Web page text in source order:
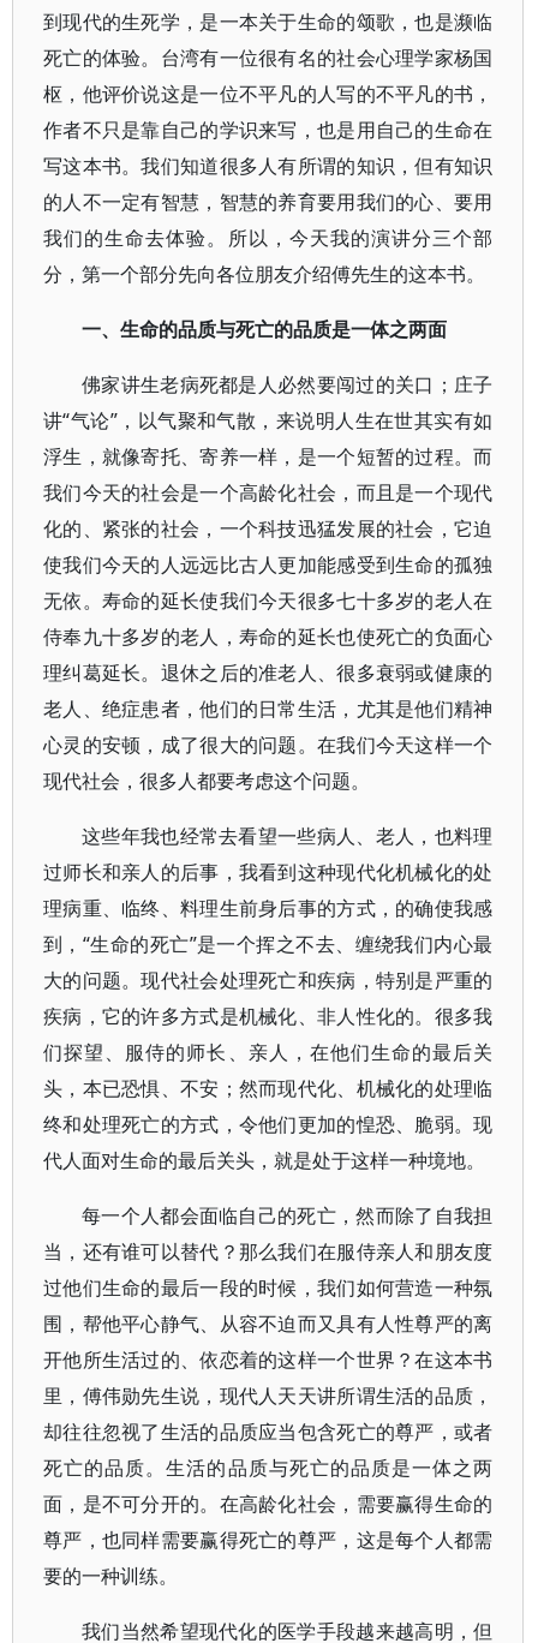
到现代的生死学，是一本关于生命的颂歌，也是濒临
死亡的体验。台湾有一位很有名的社会心理学家杨国
枢，他评价说这是一位不平凡的人写的不平凡的书，
作者不只是靠自己的学识来写，也是用自己的生命在
写这本书。我们知道很多人有所谓的知识，但有知识
的人不一定有智慧，智慧的养育要用我们的心、要用
我们的生命去体验。所以，今天我的演讲分三个部
分，第一个部分先向各位朋友介绍傅先生的这本书。
一、生命的品质与死亡的品质是一体之两面
佛家讲生老病死都是人必然要闯过的关口；庄子
讲“气论”，以气聚和气散，来说明人生在世其实有如
浮生，就像寄托、寄养一样，是一个短暂的过程。而
我们今天的社会是一个高龄化社会，而且是一个现代
化的、紧张的社会，一个科技迅猛发展的社会，它迫
使我们今天的人远远比古人更加能感受到生命的孤独
无依。寿命的延长使我们今天很多七十多岁的老人在
侍奉九十多岁的老人，寿命的延长也使死亡的负面心
理纠葛延长。退休之后的准老人、很多衰弱或健康的
老人、绝症患者，他们的日常生活，尤其是他们精神
心灵的安顿，成了很大的问题。在我们今天这样一个
现代社会，很多人都要考虑这个问题。
这些年我也经常去看望一些病人、老人，也料理
过师长和亲人的后事，我看到这种现代化机械化的处
理病重、临终、料理生前身后事的方式，的确使我感
到，“生命的死亡”是一个挥之不去、缠绕我们内心最
大的问题。现代社会处理死亡和疾病，特别是严重的
疾病，它的许多方式是机械化、非人性化的。很多我
们探望、服侍的师长、亲人，在他们生命的最后关
头，本已恐惧、不安；然而现代化、机械化的处理临
终和处理死亡的方式，令他们更加的惶恐、脆弱。现
代人面对生命的最后关头，就是处于这样一种境地。
每一个人都会面临自己的死亡，然而除了自我担
当，还有谁可以替代？那么我们在服侍亲人和朋友度
过他们生命的最后一段的时候，我们如何营造一种氛
围，帮他平心静气、从容不迫而又具有人性尊严的离
开他所生活过的、依恋着的这样一个世界？在这本书
里，傅伟勋先生说，现代人天天讲所谓生活的品质，
却往往忽视了生活的品质应当包含死亡的尊严，或者
死亡的品质。生活的品质与死亡的品质是一体之两
面，是不可分开的。在高龄化社会，需要赢得生命的
尊严，也同样需要赢得死亡的尊严，这是每个人都需
要的一种训练。
我们当然希望现代化的医学手段越来越高明，但